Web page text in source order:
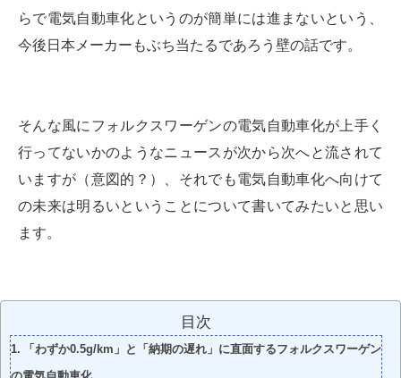
らで電気自動車化というのが簡単には進まないという、
今後日本メーカーもぶち当たるであろう壁の話です。
そんな風にフォルクスワーゲンの電気自動車化が上手く
行ってないかのようなニュースが次から次へと流されて
いますが（意図的？）、それでも電気自動車化へ向けて
の未来は明るいということについて書いてみたいと思い
ます。
目次
「わずか0.5g/km」と「納期の遅れ」に直面するフォルクスワーゲン